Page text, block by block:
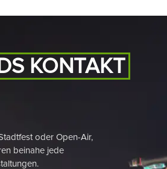
KONTAKT
oder Open-Air,
beinahe jede